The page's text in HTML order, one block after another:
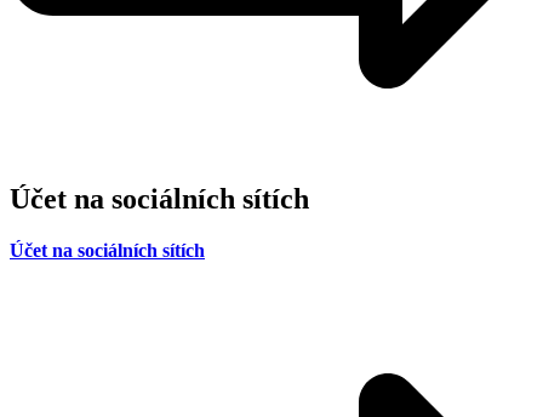
Účet na sociálních sítích
Účet na sociálních sítích